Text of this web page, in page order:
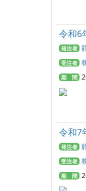
令和6
発注者
受注者
期 間
令和7
発注者
受注者
期 間